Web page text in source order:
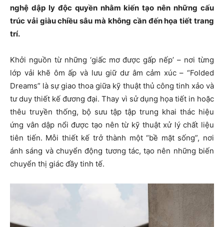
nghệ dập ly độc quyền nhằm kiến tạo nên những cấu
trúc vải giàu chiều sâu mà không cần đến họa tiết trang
trí.
Khởi nguồn từ những ‘giấc mơ được gấp nếp’ – nơi từng
lớp vải khẽ ôm ấp và lưu giữ dư âm cảm xúc – “Folded
Dreams” là sự giao thoa giữa kỹ thuật thủ công tinh xảo và
tư duy thiết kế đương đại. Thay vì sử dụng họa tiết in hoặc
thêu truyền thống, bộ sưu tập tập trung khai thác hiệu
ứng vân dập nổi được tạo nên từ kỹ thuật xử lý chất liệu
tiên tiến. Mỗi thiết kế trở thành một “bề mặt sống”, nơi
ánh sáng và chuyển động tương tác, tạo nên những biến
chuyển thị giác đầy tinh tế.